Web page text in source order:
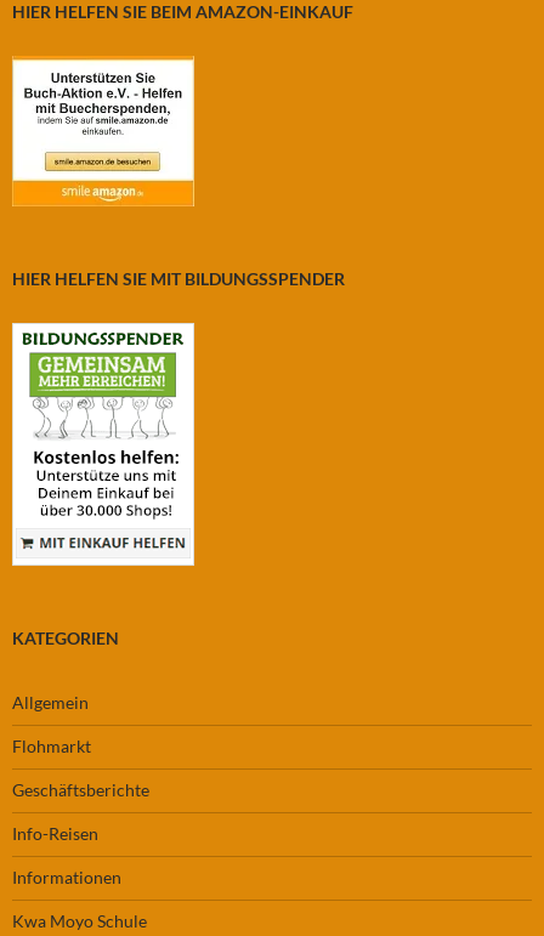
HIER HELFEN SIE BEIM AMAZON-EINKAUF
HIER HELFEN SIE MIT BILDUNGSSPENDER
KATEGORIEN
Allgemein
Flohmarkt
Geschäftsberichte
Info-Reisen
Informationen
Kwa Moyo Schule